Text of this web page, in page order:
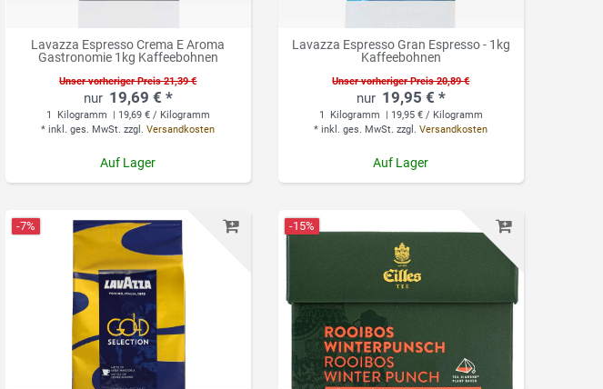
Lavazza Espresso Crema E Aroma
Gastronomie 1kg Kaffeebohnen
Unser vorheriger Preis 21,39 €
19,69 € *
1 Kilogramm
| 19,69 € / Kilogramm
*inkl. ges. MwSt. zzgl.Versandkosten
Auf Lager
Lavazza Espresso Gran Espresso - 1kg
Kaffeebohnen
Unser vorheriger Preis 20,89 €
19,95 € *
1 Kilogramm
| 19,95 € / Kilogramm
*inkl. ges. MwSt. zzgl.Versandkosten
Auf Lager
-7% -15%